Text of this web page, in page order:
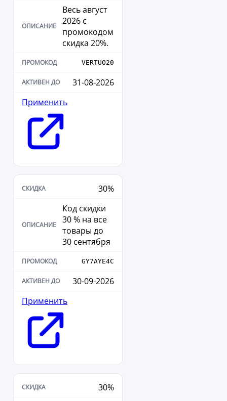
Весь август
2026 с
промокодом
скидка 20%.
VERTUO20
31-08-2026
Применить
30%
Код скидки
30 % на все
товары до
30 сентября
GY7AYE4C
30-09-2026
Применить
30%